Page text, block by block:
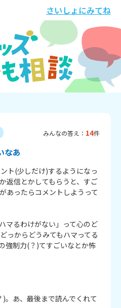
さいしょにみてね
みんなの答え： 14件
なあ
ト(少しだけ)するようになっ
返信とかしてもらうと、すご
あったらコメントしようって
マるわけがない」って心のど
っからどうみてもハマってる
強制力(？)てすごいなとか怖
。あ、最後まで読んでくれて